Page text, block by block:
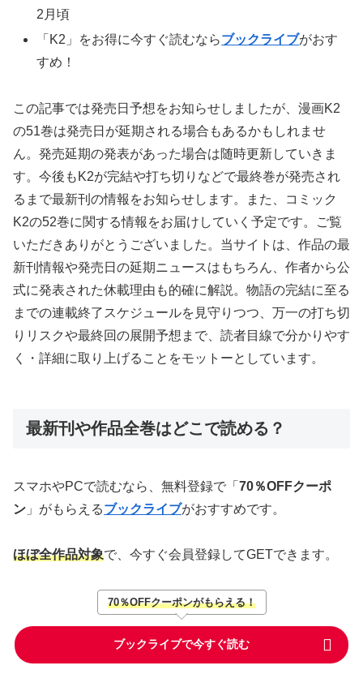
2月頃
「K2」をお得に今すぐ読むならブックライブがおす
すめ！
この記事では発売日予想をお知らせしましたが、漫画K2
の51巻は発売日が延期される場合もあるかもしれませ
ん。発売延期の発表があった場合は随時更新していきま
す。今後もK2が完結や打ち切りなどで最終巻が発売され
るまで最新刊の情報をお知らせします。また、コミック
K2の52巻に関する情報をお届けしていく予定です。ご覧
いただきありがとうございました。当サイトは、作品の最
新刊情報や発売日の延期ニュースはもちろん、作者から公
式に発表された休載理由も的確に解説。物語の完結に至る
までの連載終了スケジュールを見守りつつ、万一の打ち切
りリスクや最終回の展開予想まで、読者目線で分かりやす
く・詳細に取り上げることをモットーとしています。
最新刊や作品全巻はどこで読める？
スマホやPCで読むなら、無料登録で「 70％OFFクーポ
ン 」がもらえるブックライブがおすすめです。
ほぼ全作品対象で、今すぐ会員登録してGETできます。
70％OFFクーポンがもらえる！
ブックライブで今すぐ読む